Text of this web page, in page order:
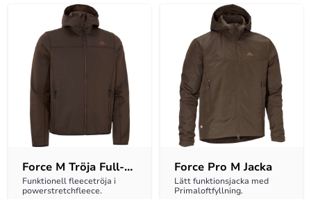
Force M Tröja Full-
zip
Funktionell fleecetröja i
powerstretchfleece.
Force Pro M Jacka
Lätt funktionsjacka med
Primaloftfyllning.